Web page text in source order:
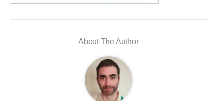
About The Author